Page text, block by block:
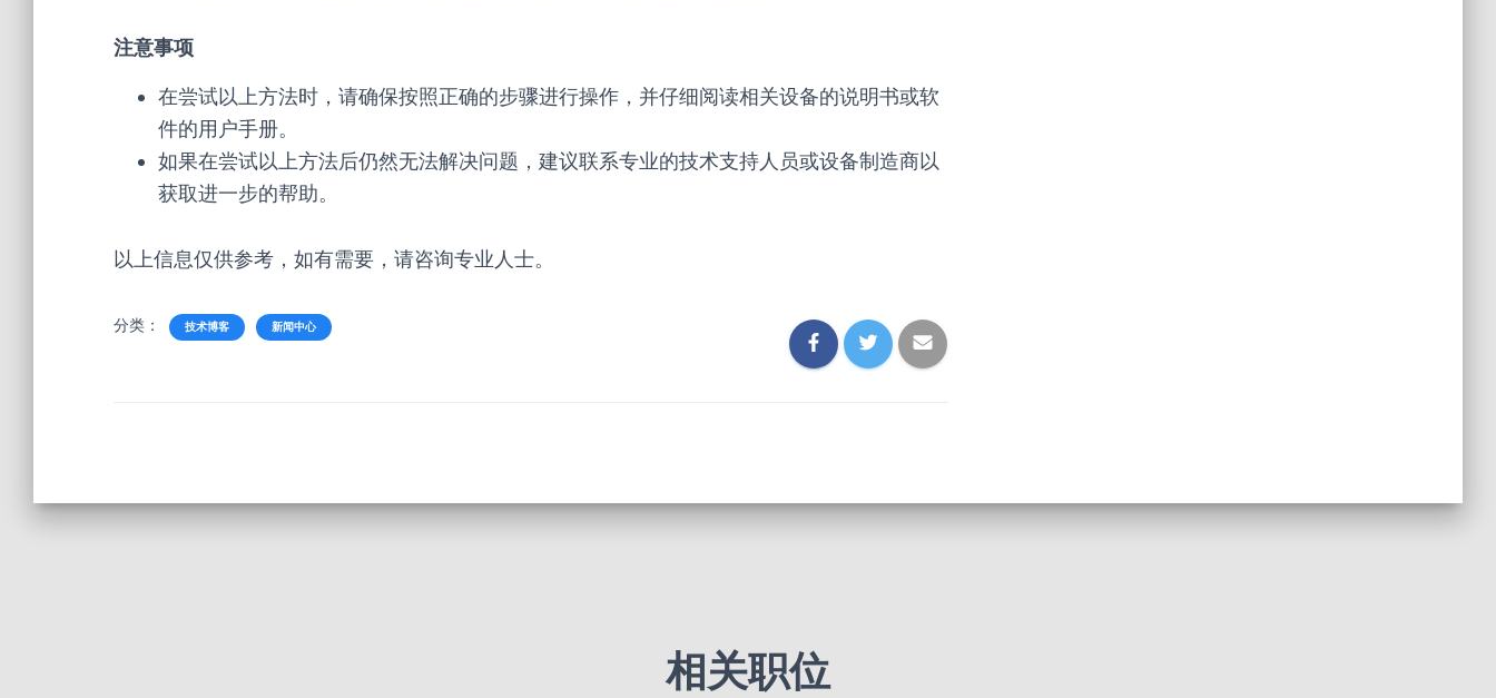
注意事项
在尝试以上方法时，请确保按照正确的步骤进行操作，并仔细阅读相关设备的说明书或软
件的用户手册。
如果在尝试以上方法后仍然无法解决问题，建议联系专业的技术支持人员或设备制造商以
获取进一步的帮助。
以上信息仅供参考，如有需要，请咨询专业人士。
分类： 技术博客 新闻中心
相关职位